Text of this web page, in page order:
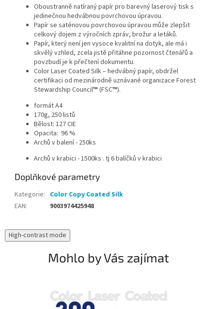
Oboustranně natíraný papír pro barevný laserový tisk s
jedinečnou hedvábnou povrchovou úpravou.
Papír se saténovou povrchovou úpravou může zlepšit
celkový dojem z výročních zpráv, brožur a letáků.
Papír, který není jen vysoce kvalitní na dotyk, ale má i
skvělý vzhled, zcela jistě přitáhne pozornost čtenářů a
povzbudí je k přečtení dokumentu.
Color Laser Coated Silk – hedvábný papír, obdržel
certifikaci od mezinárodně uznávané organizace Forest
Stewardship Council™ (FSC™).
formát A4
170g, 250 listů
Bělost: 127 CIE
Opacita: 96 %
Archů v balení - 250ks
Archů v krabici - 1500ks . tj 6 balíčků v krabici
Doplňkové parametry
Kategorie: Color Copy Coated Silk
EAN: 9003974425948
High-contrast mode
Mohlo by Vás zajímat